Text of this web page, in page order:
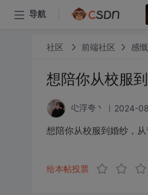
导航
社区 前端社区 感慨
想陪你从校服
尐浮夸丶 2024-
想陪你从校服到婚纱，
给本帖投票